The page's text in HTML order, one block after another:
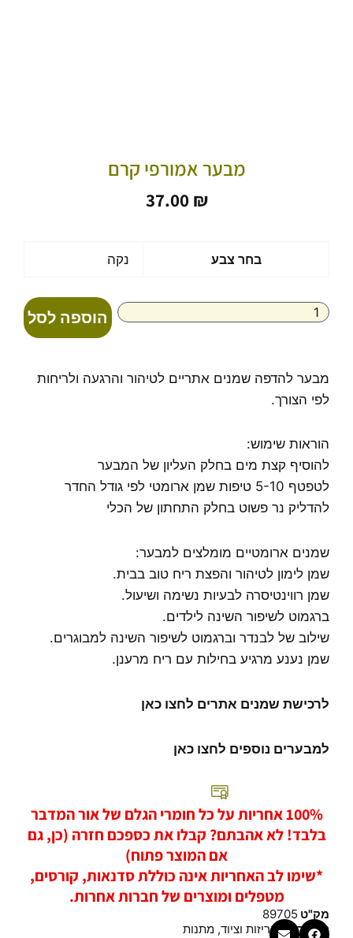
מבער אמורפי קרם
37.00 ₪
בחר צבע נקה
אמורפי
קרם
הוספה לסל
מבער להדפה שמנים אתריים לטיהור והרגעה ולריחות
לפי הצורך.
הוראות שימוש:
להוסיף קצת מים בחלק העליון של המבער
לטפטף 5-10 טיפות שמן ארומטי לפי גודל החדר
להדליק נר פשוט בחלק התחתון של הכלי
שמנים ארומטיים מומלצים למבער:
שמן לימון לטיהור והפצת ריח טוב בבית.
שמן רווינטיסרה לבעיות נשימה ושיעול.
ברגמוט לשיפור השינה לילדים.
שילוב של לבנדר וברגמוט לשיפור השינה למבוגרים.
שמן נענע מרגיע בחילות עם ריח מרענן.
לרכישת שמנים אתרים לחצו כאן
למבערים נוספים לחצו כאן
100% אחריות על כל חומרי הגלם של אור המדבר
בלבד! לא אהבתם? קבלו את כספכם חזרה (כן, גם
אם המוצר פתוח)
*שימו לב האחריות אינה כוללת סדנאות, קורסים,
מטפלים ומוצרים של חברות אחרות.
מק"ט 89705
קטגוריות אריזות וציוד, מתנות